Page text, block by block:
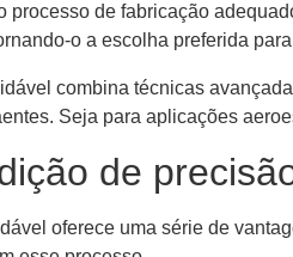
processo de fabricação
o a escolha preferida
combina técnicas
Seja para aplicações
de
oferece uma série de